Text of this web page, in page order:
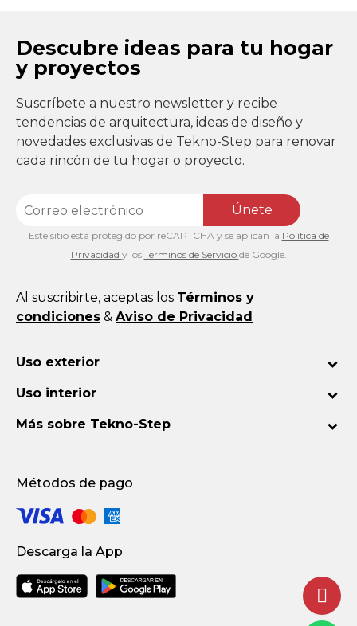
Descubre ideas para tu hogar
y proyectos
Suscríbete a nuestro newsletter y recibe
tendencias de arquitectura, ideas de diseño y
novedades exclusivas de Tekno-Step para renovar
cada rincón de tu hogar o proyecto.
Únete
Este sitio está protegido por reCAPTCHA y se aplican la Política de
Privacidad y los Términos de Servicio de Google.
Al suscribirte, aceptas los Términos y
condiciones & Aviso de Privacidad
Uso exterior
Uso interior
Más sobre Tekno-Step
Métodos de pago
Descarga la App